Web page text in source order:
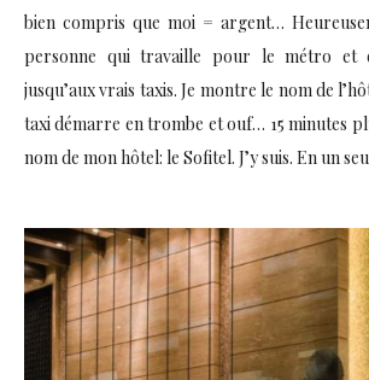
bien compris que moi = argent…
personne qui travaille pour le métro et
jusqu’aux vrais taxis. Je montre le nom de
taxi démarre en trombe et ouf… 15 minutes
nom de mon hôtel: le Sofitel. J’y suis. En un